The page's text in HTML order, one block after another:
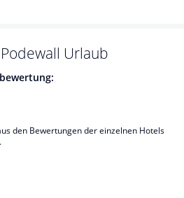
Podewall Urlaub
den Bewertungen der einzelnen Hotels